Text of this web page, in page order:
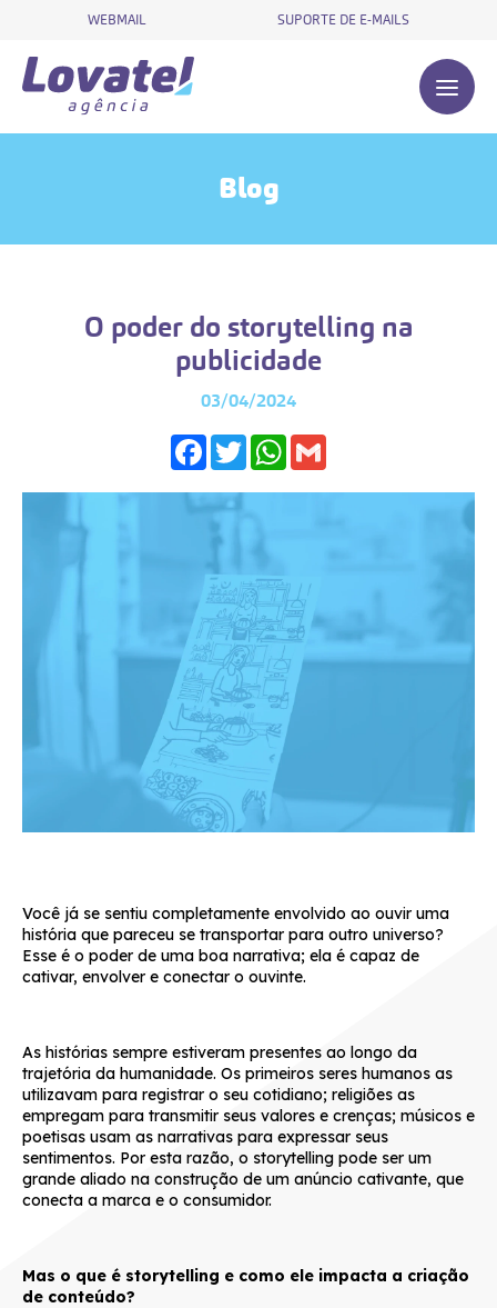
WEBMAIL SUPORTE DE E-MAILS
Blog
O poder do storytelling na
publicidade
03/04/2024
Facebook
TwitterWhatsApp
Você já se sentiu completamente envolvido ao ouvir uma
história que pareceu se transportar para outro universo?
Esse é o poder de uma boa narrativa; ela é capaz de
cativar, envolver e conectar o ouvinte.
As histórias sempre estiveram presentes ao longo da
trajetória da humanidade. Os primeiros seres humanos as
utilizavam para registrar o seu cotidiano; religiões as
empregam para transmitir seus valores e crenças; músicos e
poetisas usam as narrativas para expressar seus
sentimentos. Por esta razão, o storytelling pode ser um
grande aliado na construção de um anúncio cativante, que
conecta a marca e o consumidor.
Mas o que é storytelling e como ele impacta a criação
de conteúdo?